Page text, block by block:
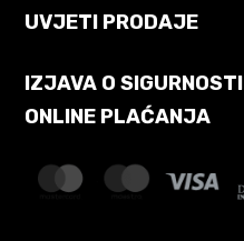
UVJETI PRODAJE
IZJAVA O SIGURNOSTI
ONLINE PLAĆANJA